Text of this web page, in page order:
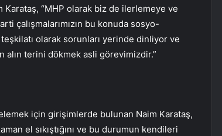
“MHP olarak biz de ilerlemeye ve
çalışmalarımızın bu konuda sosyo-
olarak sorunları yerinde dinliyor ve
alın terini dökmek asli görevimizdir.”
için girişimlerde bulunan Naim Karataş,
el sıkıştığını ve bu durumun kendileri